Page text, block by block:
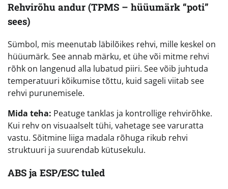
Rehvirõhu andur (TPMS – hüüumärk “poti”
sees)
Sümbol, mis meenutab läbilõikes rehvi, mille keskel on
hüüumärk. See annab märku, et ühe või mitme rehvi
rõhk on langenud alla lubatud piiri. See võib juhtuda
temperatuuri kõikumise tõttu, kuid sageli viitab see
rehvi purunemisele.
Mida teha: Peatuge tanklas ja kontrollige rehvirõhke.
Kui rehv on visuaalselt tühi, vahetage see varuratta
vastu. Sõitmine liiga madala rõhuga rikub rehvi
struktuuri ja suurendab kütusekulu.
ABS ja ESP/ESC tuled